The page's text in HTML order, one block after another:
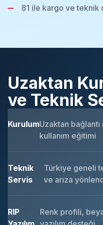
81 ile kargo ve teknik
Uzaktan
ve Teknik
KurulumUzaktan
kullanım eğitimi
Teknik
Servis
Türkiye geneli
ve arıza
RIP
Renk profili,